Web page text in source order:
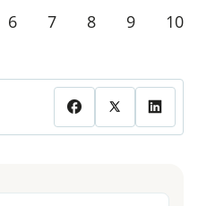
6 7 8 9 10